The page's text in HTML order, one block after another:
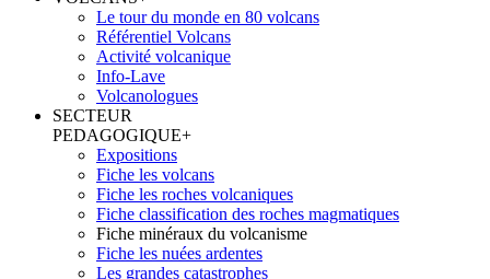
Le tour du monde en 80 volcans
Référentiel Volcans
Activité volcanique
Info-Lave
Volcanologues
SECTEUR
PEDAGOGIQUE+
Expositions
Fiche les volcans
Fiche les roches volcaniques
Fiche classification des roches magmatiques
Fiche minéraux du volcanisme
Fiche les nuées ardentes
Les grandes catastrophes